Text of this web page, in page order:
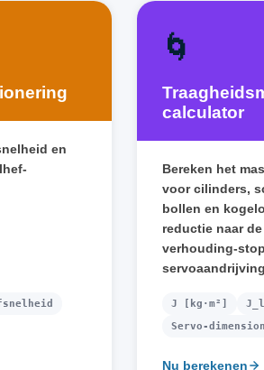
en
🌀
calculator
Bereken het
voor cilinders,
bollen en
reductie naar
verhouding-
J [kg·m²]
Servo-
Nu berekenen